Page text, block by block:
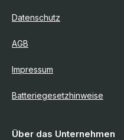
Datenschutz
AGB
Impressum
Batteriegesetzhinweise
Über das Unternehmen